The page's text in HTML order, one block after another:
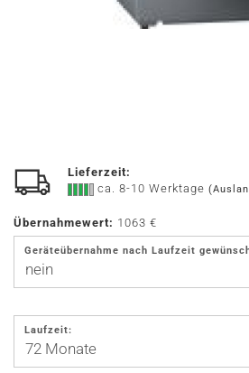
Lieferzeit:
ca. 8-10 Werktage
Übernahmewert: 1063 €
Geräteübernahme nach Laufzeit
Laufzeit: